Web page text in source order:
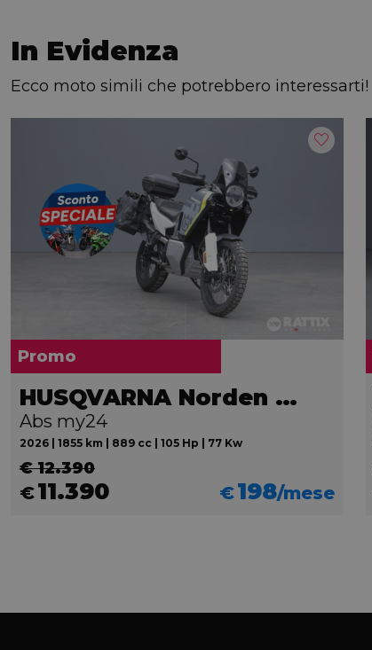
In Evidenza
Ecco moto simili che potrebbero interessarti!
Promo
HUSQVARNA Norden 901
Abs my24
2026 | 1855 km | 889 cc | 105 Hp | 77 Kw
€ 12.390
€11.390 €198/mese